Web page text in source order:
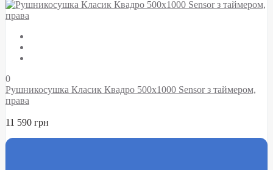
0
Рушникосушка Класик Квадро 500х1000 Sensor з таймером,
права
11 590 грн